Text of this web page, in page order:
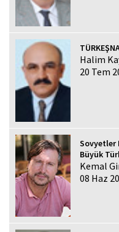
Halim
20 Tem
Sovyetler
Büyük
Kemal
08 Haz